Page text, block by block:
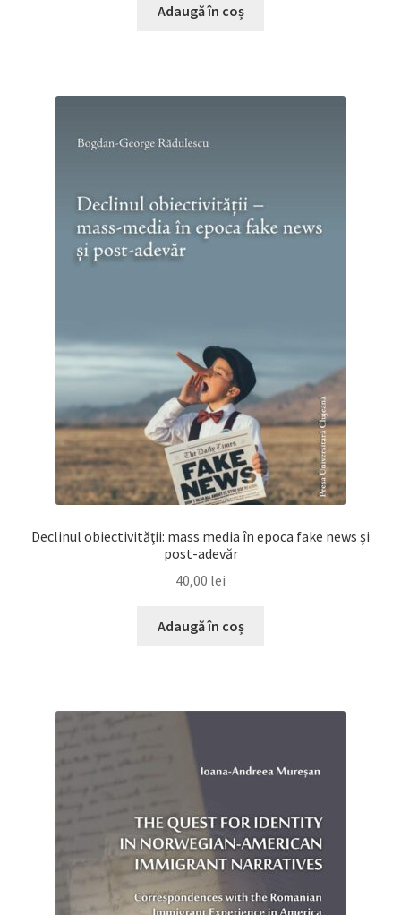
Adaugă în coș
Declinul obiectivităţii: mass media în epoca fake news şi
post-adevăr
40,00 lei
Adaugă în coș